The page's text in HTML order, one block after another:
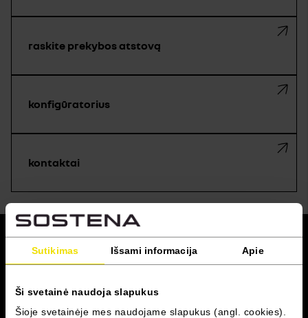
Sutikimas Išsami informacija Apie
Ši svetainė naudoja slapukus
Šioje svetainėje mes naudojame slapukus (angl. cookies).
raskite prekybos atstovą
konfigūratorius
kontaktai
grįžti į viršų
RENAULT PRO+